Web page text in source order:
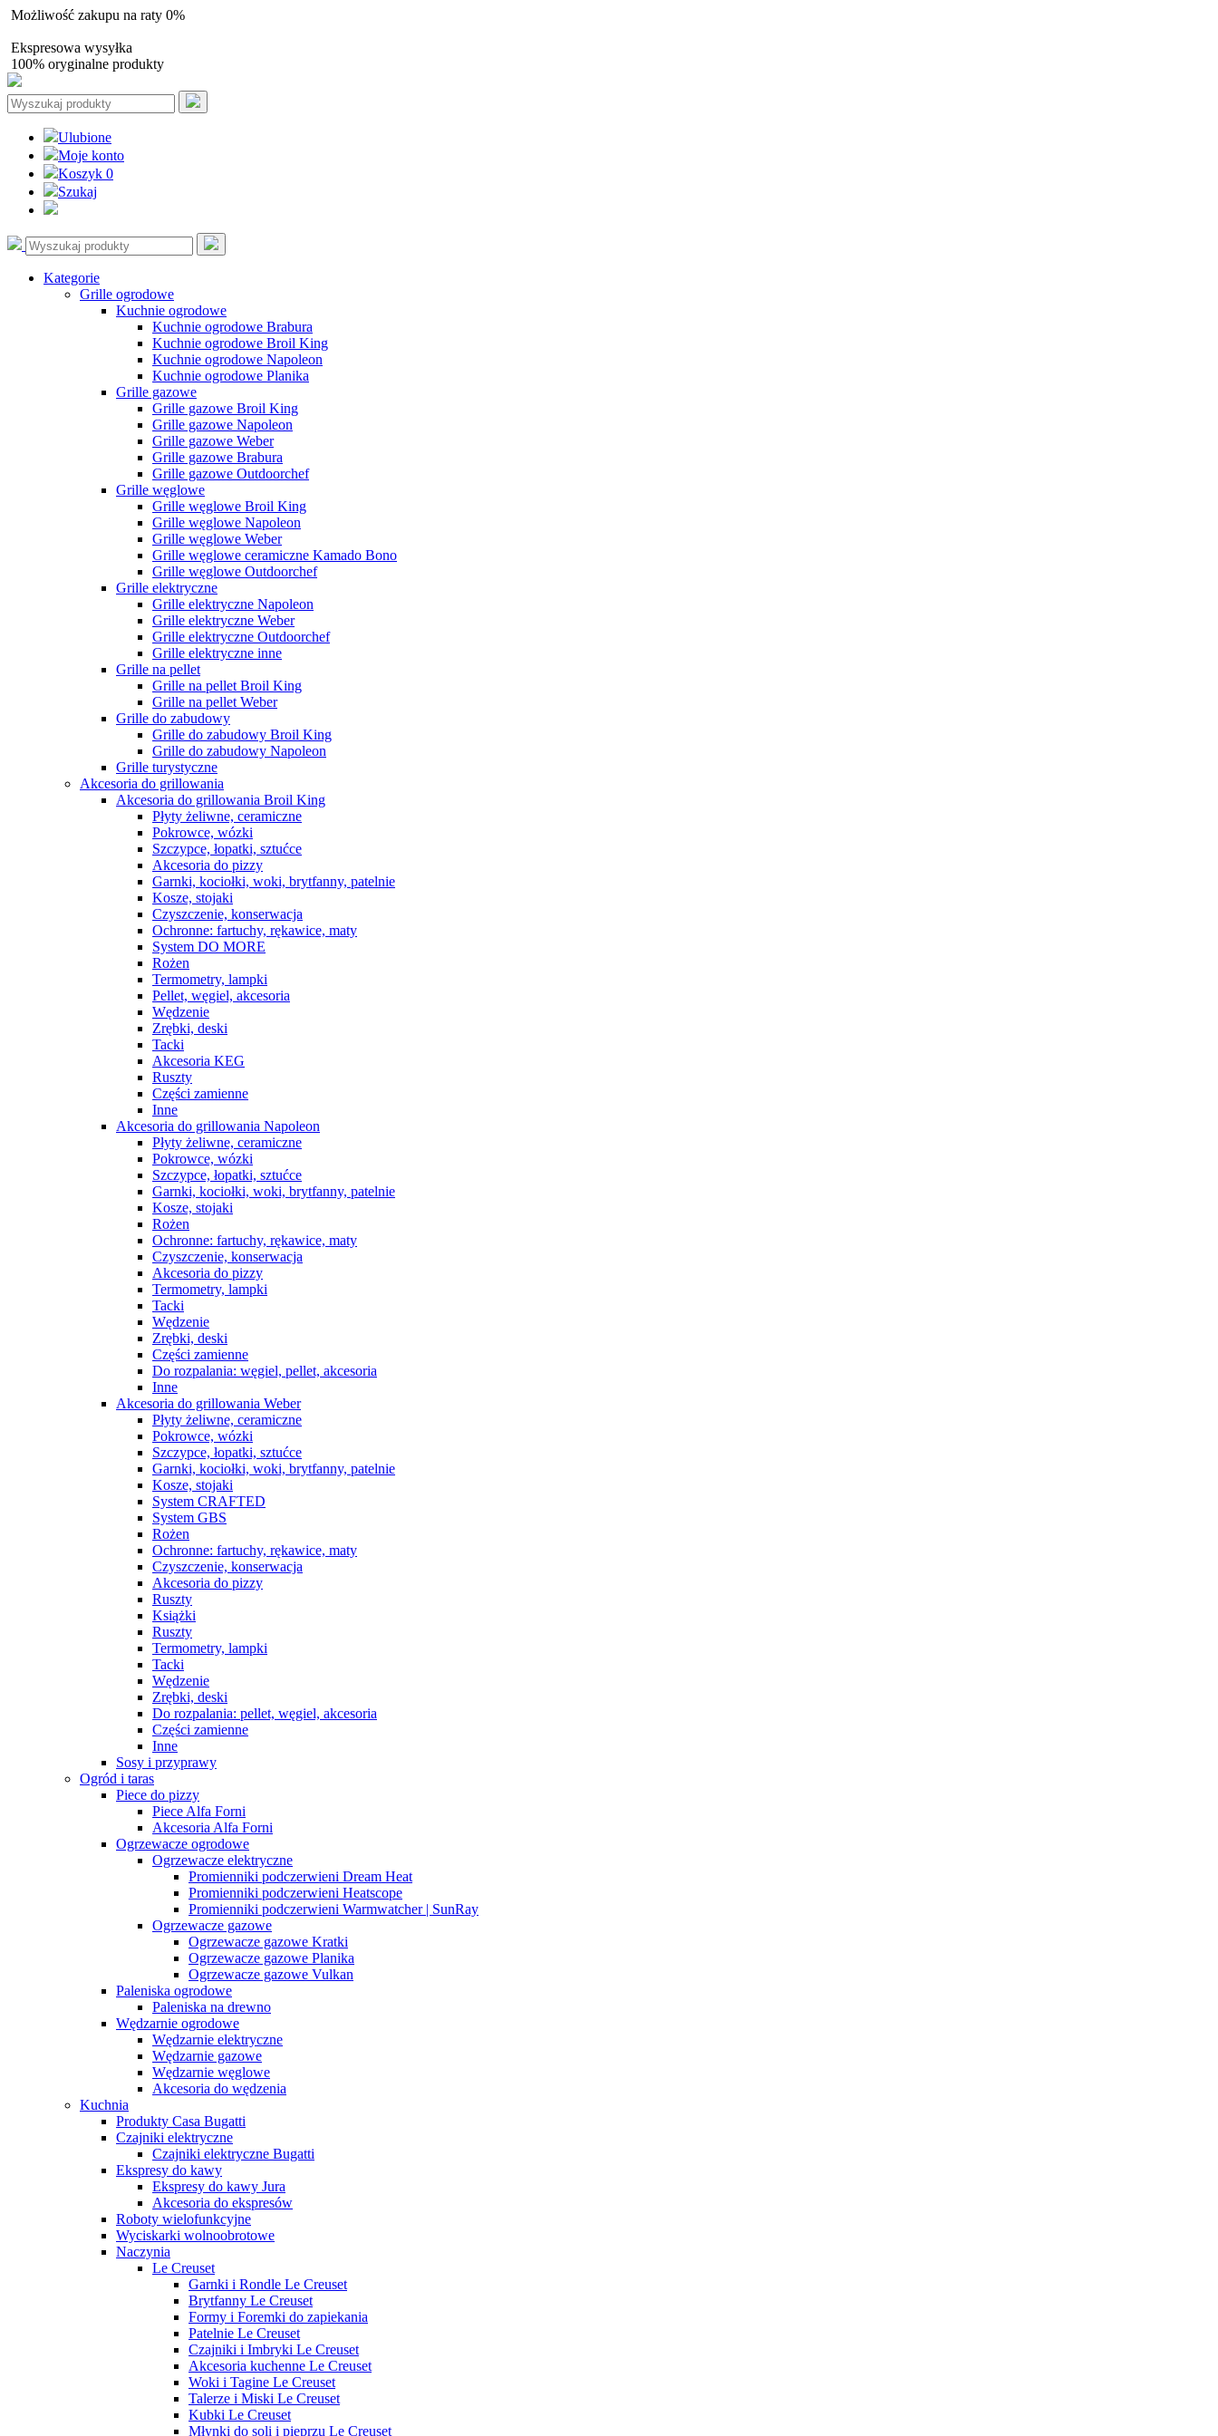
Możliwość zakupu na raty 0%
Ekspresowa wysyłka
100% oryginalne produkty
Ulubione
Moje konto
Koszyk 0
Szukaj
Kategorie
Grille ogrodowe
Kuchnie ogrodowe
Kuchnie ogrodowe Brabura
Kuchnie ogrodowe Broil King
Kuchnie ogrodowe Napoleon
Kuchnie ogrodowe Planika
Grille gazowe
Grille gazowe Broil King
Grille gazowe Napoleon
Grille gazowe Weber
Grille gazowe Brabura
Grille gazowe Outdoorchef
Grille węglowe
Grille węglowe Broil King
Grille węglowe Napoleon
Grille węglowe Weber
Grille węglowe ceramiczne Kamado Bono
Grille węglowe Outdoorchef
Grille elektryczne
Grille elektryczne Napoleon
Grille elektryczne Weber
Grille elektryczne Outdoorchef
Grille elektryczne inne
Grille na pellet
Grille na pellet Broil King
Grille na pellet Weber
Grille do zabudowy
Grille do zabudowy Broil King
Grille do zabudowy Napoleon
Grille turystyczne
Akcesoria do grillowania
Akcesoria do grillowania Broil King
Płyty żeliwne, ceramiczne
Pokrowce, wózki
Szczypce, łopatki, sztućce
Akcesoria do pizzy
Garnki, kociołki, woki, brytfanny, patelnie
Kosze, stojaki
Czyszczenie, konserwacja
Ochronne: fartuchy, rękawice, maty
System DO MORE
Rożen
Termometry, lampki
Pellet, węgiel, akcesoria
Wędzenie
Zrębki, deski
Tacki
Akcesoria KEG
Ruszty
Części zamienne
Inne
Akcesoria do grillowania Napoleon
Płyty żeliwne, ceramiczne
Pokrowce, wózki
Szczypce, łopatki, sztućce
Garnki, kociołki, woki, brytfanny, patelnie
Kosze, stojaki
Rożen
Ochronne: fartuchy, rękawice, maty
Czyszczenie, konserwacja
Akcesoria do pizzy
Termometry, lampki
Tacki
Wędzenie
Zrębki, deski
Części zamienne
Do rozpalania: węgiel, pellet, akcesoria
Inne
Akcesoria do grillowania Weber
Płyty żeliwne, ceramiczne
Pokrowce, wózki
Szczypce, łopatki, sztućce
Garnki, kociołki, woki, brytfanny, patelnie
Kosze, stojaki
System CRAFTED
System GBS
Rożen
Ochronne: fartuchy, rękawice, maty
Czyszczenie, konserwacja
Akcesoria do pizzy
Ruszty
Książki
Ruszty
Termometry, lampki
Tacki
Wędzenie
Zrębki, deski
Do rozpalania: pellet, węgiel, akcesoria
Części zamienne
Inne
Sosy i przyprawy
Ogród i taras
Piece do pizzy
Piece Alfa Forni
Akcesoria Alfa Forni
Ogrzewacze ogrodowe
Ogrzewacze elektryczne
Promienniki podczerwieni Dream Heat
Promienniki podczerwieni Heatscope
Promienniki podczerwieni Warmwatcher | SunRay
Ogrzewacze gazowe
Ogrzewacze gazowe Kratki
Ogrzewacze gazowe Planika
Ogrzewacze gazowe Vulkan
Paleniska ogrodowe
Paleniska na drewno
Wędzarnie ogrodowe
Wędzarnie elektryczne
Wędzarnie gazowe
Wędzarnie węglowe
Akcesoria do wędzenia
Kuchnia
Produkty Casa Bugatti
Czajniki elektryczne
Czajniki elektryczne Bugatti
Ekspresy do kawy
Ekspresy do kawy Jura
Akcesoria do ekspresów
Roboty wielofunkcyjne
Wyciskarki wolnoobrotowe
Naczynia
Le Creuset
Garnki i Rondle Le Creuset
Brytfanny Le Creuset
Formy i Foremki do zapiekania
Patelnie Le Creuset
Czajniki i Imbryki Le Creuset
Akcesoria kuchenne Le Creuset
Woki i Tagine Le Creuset
Talerze i Miski Le Creuset
Kubki Le Creuset
Młynki do soli i pieprzu Le Creuset